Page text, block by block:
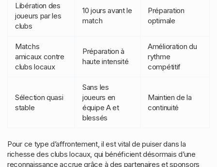
Libération des
joueurs par les
clubs
10 jours avant le
match
Préparation
optimale
Matchs
amicaux contre
clubs locaux
Préparation à
haute intensité
Amélioration du
rythme
compétitif
Sélection quasi
stable
Sans les
joueurs en
équipe A et
blessés
Maintien de la
continuité
Pour ce type d’affrontement, il est vital de puiser dans la
richesse des clubs locaux, qui bénéficient désormais d’une
reconnaissance accrue grâce à des partenaires et sponsors